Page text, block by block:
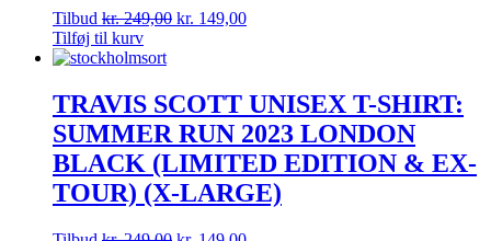
Tilbud kr.249,00 kr. 149,00
Tilføj til kurv
TRAVIS SCOTT UNISEX T-SHIRT:
SUMMER RUN 2023 LONDON
BLACK (LIMITED EDITION & EX-
TOUR) (X-LARGE)